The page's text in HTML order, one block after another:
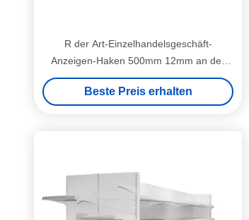
R der Art-Einzelhandelsgeschäft-
Anzeigen-Haken 500mm 12mm an der
Wand befestigt
Beste Preis erhalten